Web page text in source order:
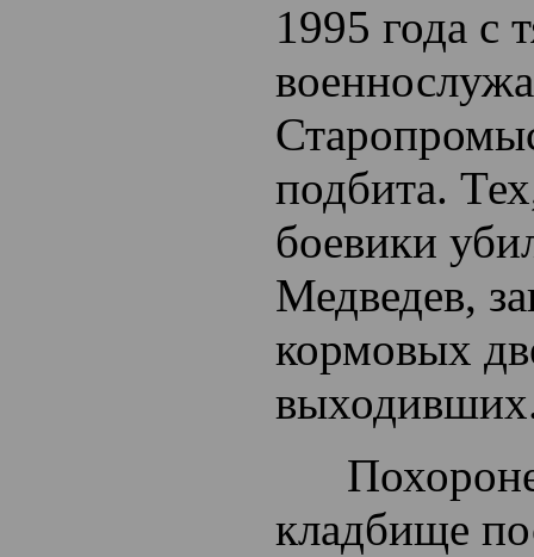
1995 года с
подбита.
боевики
Медведев,
кормовых
кладбище